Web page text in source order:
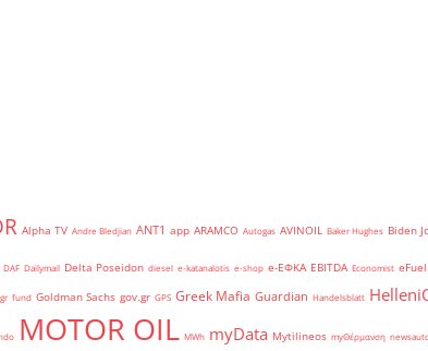
Alpha TV Andre Bledjian ANT1 app ARAMCO Autogas AVINOIL Baker Hughes Biden
DAF Dailymail Delta Poseidon diesel e-katanalotis e-shop e-ΕΦΚΑ EBITDA Economist eFuel
fund Goldman Sachs gov.gr GPS Greek Mafia Guardian Handelsblatt
MOTOR OIL MWh myData Mytilineos myΘέρμανση